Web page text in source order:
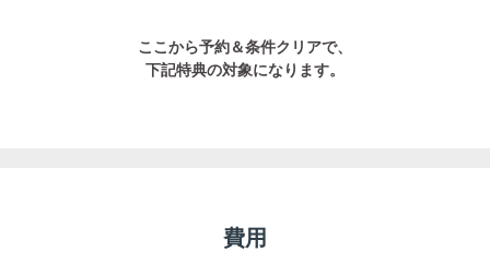
ここから予約＆条件クリアで、
下記特典の対象になります。
費用